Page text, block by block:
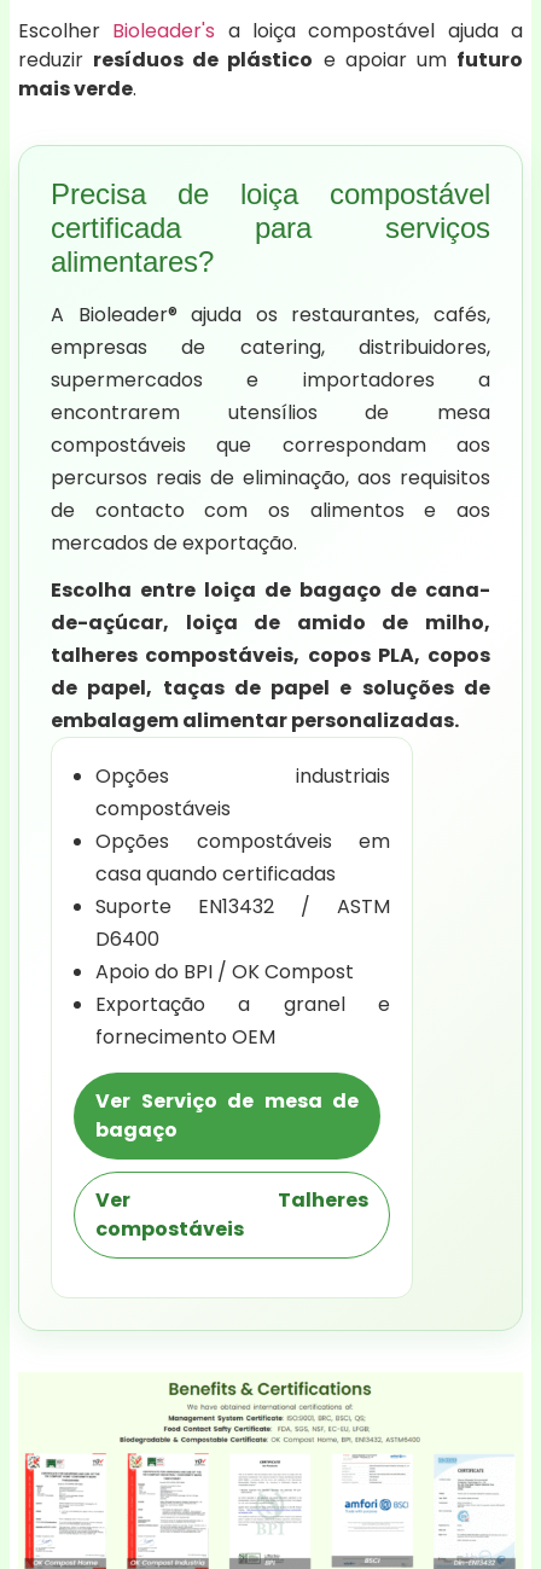
Escolher Bioleader's a loiça compostável ajuda a
reduzir resíduos de plástico e apoiar um futuro
mais verde.
Precisa de loiça compostável
certificada para serviços
alimentares?
A Bioleader® ajuda os restaurantes, cafés,
empresas de catering, distribuidores,
supermercados e importadores a
encontrarem utensílios de mesa
compostáveis que correspondam aos
percursos reais de eliminação, aos requisitos
de contacto com os alimentos e aos
mercados de exportação.
Escolha entre loiça de bagaço de cana-
de-açúcar, loiça de amido de milho,
talheres compostáveis, copos PLA, copos
de papel, taças de papel e soluções de
embalagem alimentar personalizadas.
Opções industriais
compostáveis
Opções compostáveis em
casa quando certificadas
Suporte EN13432 / ASTM
D6400
Apoio do BPI / OK Compost
Exportação a granel e
fornecimento OEM
Ver Serviço de mesa de
bagaço
Ver Talheres
compostáveis